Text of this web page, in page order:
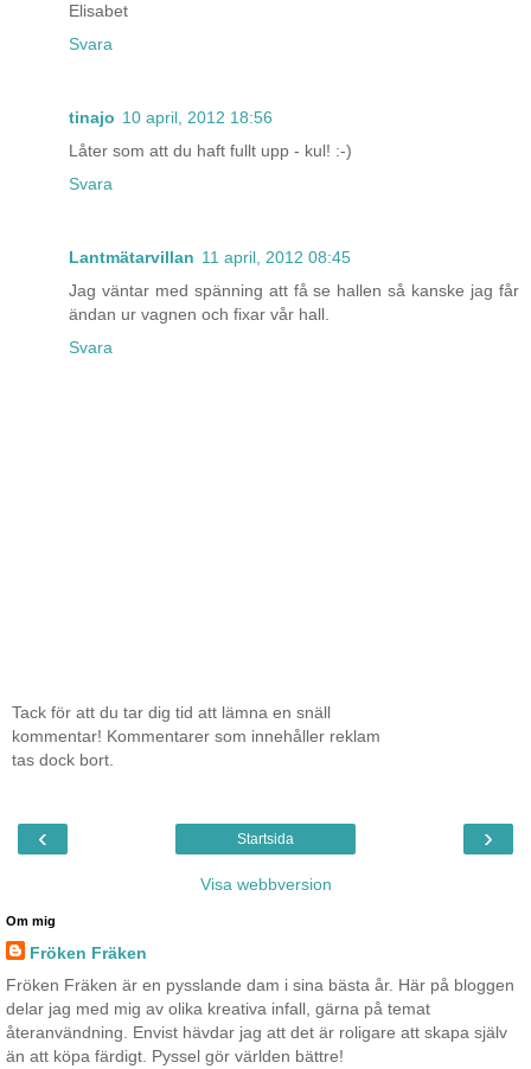
Elisabet
Svara
tinajo 10 april, 2012 18:56
Låter som att du haft fullt upp - kul! :-)
Svara
Lantmätarvillan 11 april, 2012 08:45
Jag väntar med spänning att få se hallen så kanske jag får
ändan ur vagnen och fixar vår hall.
Svara
Tack för att du tar dig tid att lämna en snäll
kommentar! Kommentarer som innehåller reklam
tas dock bort.
‹ ›
Startsida
Visa webbversion
Om mig
Fröken Fräken
Fröken Fräken är en pysslande dam i sina bästa år. Här på bloggen
delar jag med mig av olika kreativa infall, gärna på temat
återanvändning. Envist hävdar jag att det är roligare att skapa själv
än att köpa färdigt. Pyssel gör världen bättre!